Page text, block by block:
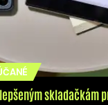
skladačkám